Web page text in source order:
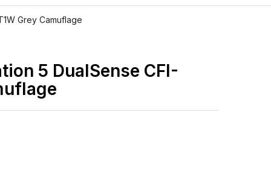
Grey Camuflage
5 DualSense CFI-